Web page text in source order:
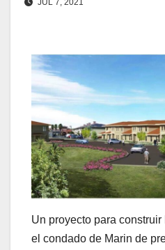
Un proyecto para
el condado de Marin de